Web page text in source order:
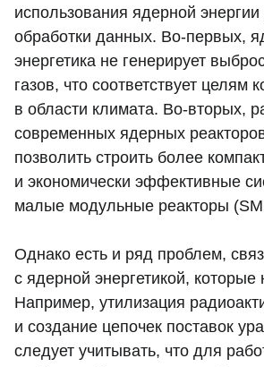
использования ядерной
обработки данных. Во-первых,
энергетика не генерирует
газов, что соответствует целям
в области климата. Во-вторых,
современных ядерных
позволить строить более
и экономически эффективные
малые модульные реакторы
Однако есть и ряд проблем,
с ядерной энергетикой, которые
Например, утилизация
и создание цепочек поставок
следует учитывать, что для